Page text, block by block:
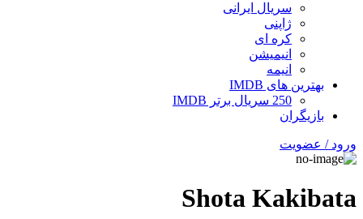
سریال ایرانی
ژاپنی
کره ای
انیمیشن
انیمه
بهترین های IMDB
250 سریال برتر IMDB
بازیگران
ورود / عضویت
Shota Kakibata